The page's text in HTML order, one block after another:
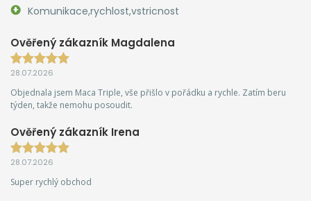
Komunikace,rychlost,vstricnost
Ověřený zákazník Magdalena
28.07.2026
Objednala jsem Maca Triple, vše přišlo v pořádku a rychle. Zatím beru
týden, takže nemohu posoudit.
Ověřený zákazník Irena
28.07.2026
Super rychlý obchod